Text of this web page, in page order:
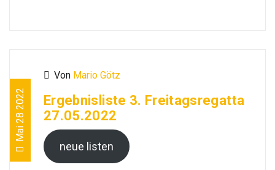
Mai 28 2022
Von Mario Götz
Ergebnisliste 3. Freitagsregatta
27.05.2022
neue listen